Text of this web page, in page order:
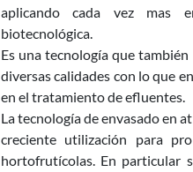
aplicando cada vez mas
biotecnológica.
Es una tecnología que
diversas calidades con lo que
en el tratamiento de efluentes.
La tecnología de envasado en
creciente utilización para
hortofrutícolas. En particular